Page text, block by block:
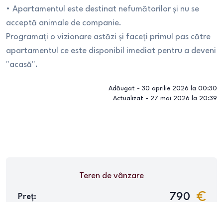
• Apartamentul este destinat nefumătorilor și nu se
acceptă animale de companie.
Programați o vizionare astăzi și faceți primul pas către
apartamentul ce este disponibil imediat pentru a deveni
"acasă".
Adăugat - 30 aprilie 2026 la 00:30
Actualizat - 27 mai 2026 la 20:39
Teren de vânzare
Preț: 790